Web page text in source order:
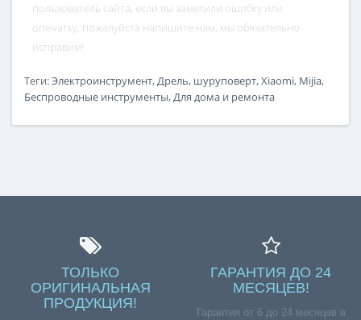
пользователь сайта, если вы заметили ошибку или
опечатку, пожалуйста напишите нам, мы обязательно
исправим!
Теги:Электроинструмент,Дрель, шуруповерт,Xiaomi, Mijia,
Беспроводные инструменты,Для дома и ремонта
ТОЛЬКО
ОРИГИНАЛЬНАЯ
ПРОДУКЦИЯ!
ГАРАНТИЯ ДО 24
МЕСЯЦЕВ!
Гарантия от 6 до 24 месяцев в